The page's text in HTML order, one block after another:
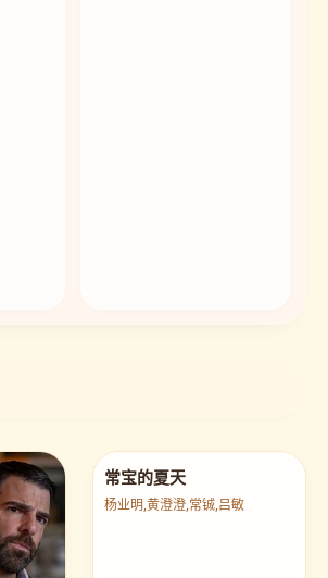
常宝的夏天